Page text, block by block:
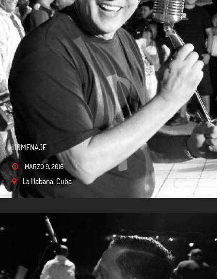
HOMENAJE
MARZO 9, 2016
La Habana, Cuba